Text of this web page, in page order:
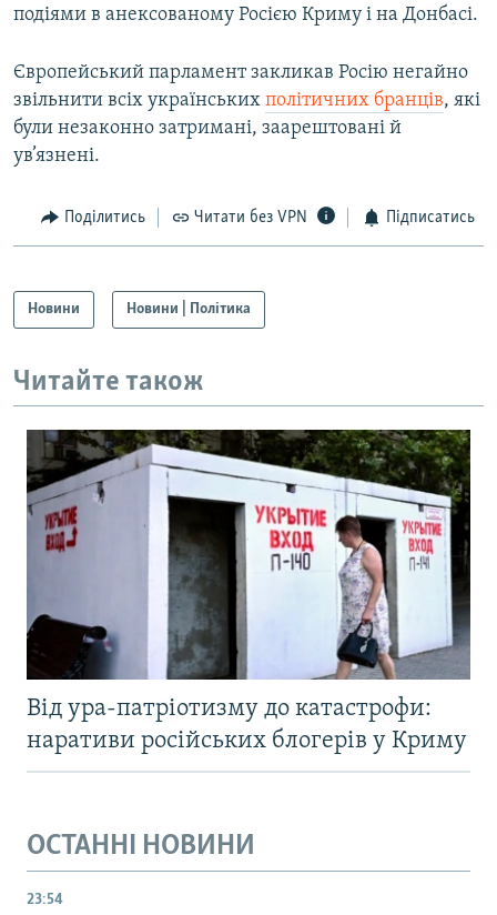
подіями в анексованому Росією Криму і на Донбасі.
Європейський парламент закликав Росію негайно
звільнити всіх українських політичних бранців, які
були незаконно затримані, заарештовані й
ув’язнені.
Поділитись Читати без VPN Підписатись
Новини Новини | Політика
Читайте також
Від ура-патріотизму до катастрофи:
наративи російських блогерів у Криму
ОСТАННІ НОВИНИ
23:54